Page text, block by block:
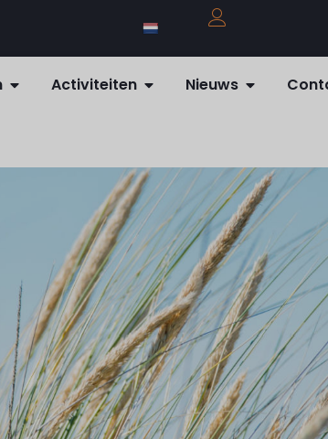
Activiteiten Nieuws